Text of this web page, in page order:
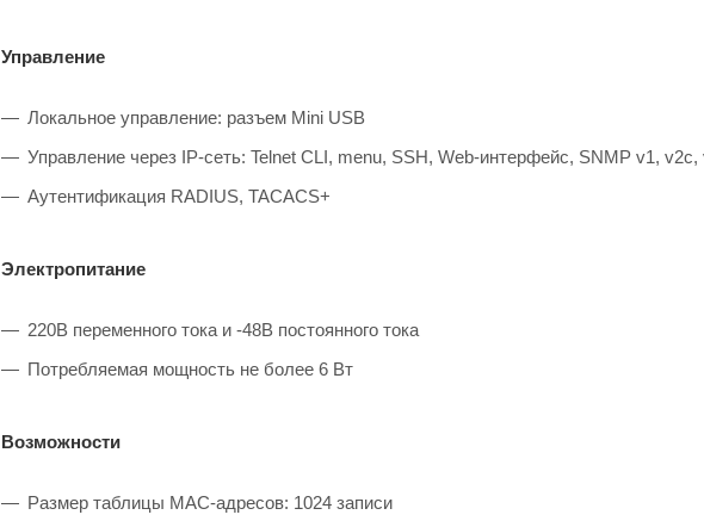
Управление
Локальное управление: разъем Mini USB
Управление через IP-сеть: Telnet CLI, menu, SSH, Web-интерфейс, SNMP v1, v2c,
Аутентификация RADIUS, TACACS+
Электропитание
220В переменного тока и -48В постоянного тока
Потребляемая мощность не более 6 Вт
Возможности
Размер таблицы MAC-адресов: 1024 записи